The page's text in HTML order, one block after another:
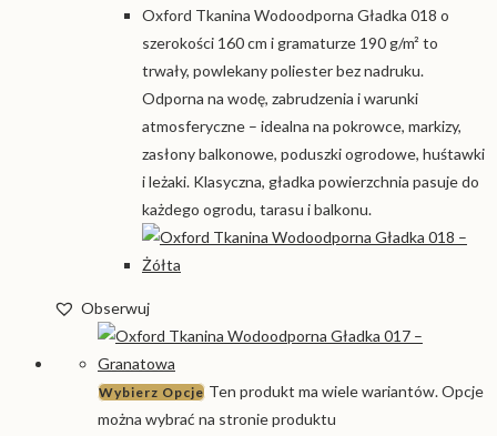
Oxford Tkanina Wodoodporna Gładka 018 o
szerokości 160 cm i gramaturze 190 g/m² to
trwały, powlekany poliester bez nadruku.
Odporna na wodę, zabrudzenia i warunki
atmosferyczne – idealna na pokrowce, markizy,
zasłony balkonowe, poduszki ogrodowe, huśtawki
i leżaki. Klasyczna, gładka powierzchnia pasuje do
każdego ogrodu, tarasu i balkonu.
Obserwuj
Wybierz Opcje Ten produkt ma wiele wariantów. Opcje
można wybrać na stronie produktu